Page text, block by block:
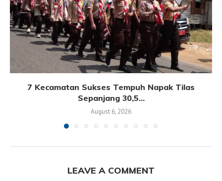
7 Kecamatan Sukses Tempuh Napak Tilas
Sepanjang 30,5...
August 6, 2026
LEAVE A COMMENT